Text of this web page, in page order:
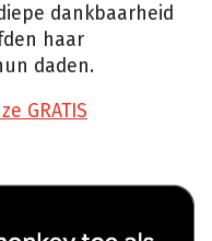
dankbaarheid
haar
daden.
GRATIS